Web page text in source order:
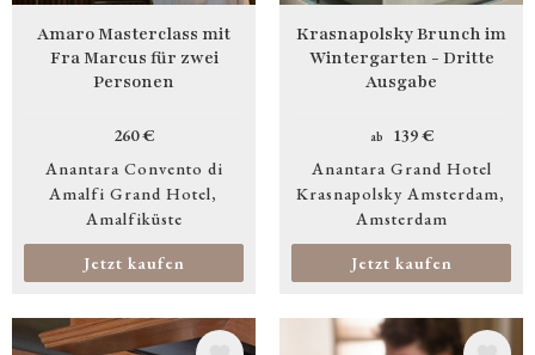
Amaro Masterclass mit
Fra Marcus für zwei
Personen
260 €
Anantara Convento di
Amalfi Grand Hotel
Amalfiküste
Jetzt kaufen
Krasnapolsky Brunch im
Wintergarten - Dritte
Ausgabe
ab
139 €
Anantara Grand Hotel
Krasnapolsky Amsterdam
Amsterdam
Jetzt kaufen